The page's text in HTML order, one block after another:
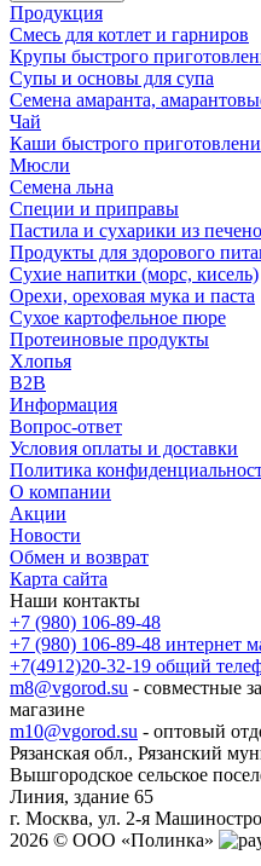
Продукция
Смесь для котлет и гарниров
Крупы быстрого
Супы и основы для супа
Семена амаранта,
Чай
Каши быстрого
Мюсли
Семена льна
Специи и приправы
Пастила и сухарики из
Продукты для здорового
Сухие напитки (морс, кисель)
Орехи, ореховая мука и паста
Сухое картофельное пюре
Протеиновые продукты
Хлопья
B2B
Информация
Вопрос-ответ
Условия оплаты и доставки
Политика
О компании
Акции
Новости
Обмен и возврат
Карта сайта
Наши контакты
+7 (980) 106-89-48
+7 (980) 106-89-48 интернет
+7(4912)20-32-19 общий
m8@vgorod.su - совместные
магазине
m10@vgorod.su - оптовый
Рязанская обл., Рязанский
Вышгородское сельское
Линия, здание 65
г. Москва, ул. 2-я
2026 © ООО «Полинка»